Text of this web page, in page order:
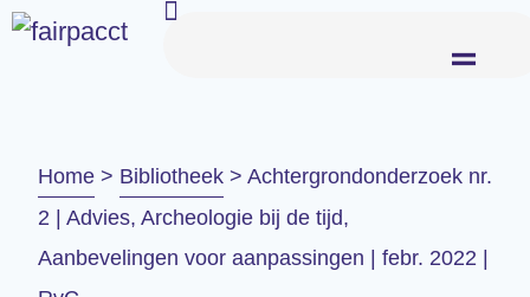
Home > Bibliotheek > Achtergrondonderzoek nr.
2 | Advies, Archeologie bij de tijd,
Aanbevelingen voor aanpassingen | febr. 2022 |